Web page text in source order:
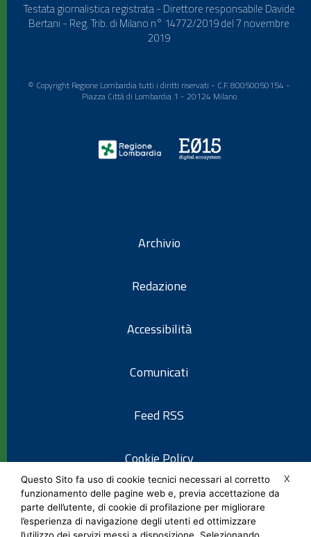
Testata giornalistica registrata - Direttore responsabile Davide
Bertani - Reg. Trib. di Milano n° 14772/2019 del 7 novembre
2019
© Copyright Regione Lombardia tutti i diritti riservati - C.F. 80050050154 -
Piazza Città di Lombardia 1 - 20124 Milano
Archivio
Redazione
Accessibilità
Comunicati
Feed RSS
Cookie Policy
Informativa privacy
X
Questo Sito fa uso di cookie tecnici necessari al corretto
funzionamento delle pagine web e, previa accettazione da
parte dell’utente, di cookie di profilazione per migliorare
l’esperienza di navigazione degli utenti ed ottimizzare
l’utilizzo dei servizi messi a disposizione. Selezionando